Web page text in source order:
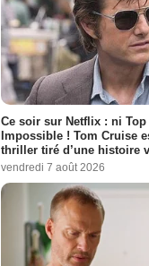
Ce soir sur Netflix : ni
Impossible ! Tom Cruise
thriller tiré d’une histoire
vendredi 7 août 2026